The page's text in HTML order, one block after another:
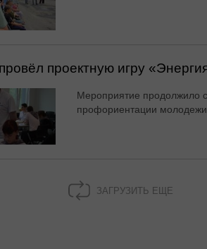
проектную игру
Мероприятие продолжило
профориентации молодежи
ЗАГРУЗИТЬ ЕЩЕ